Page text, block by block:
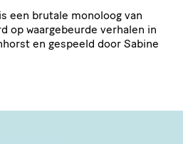
is een brutale monoloog van
op waar­ge­beurde verhalen in
en gespeeld door Sabine